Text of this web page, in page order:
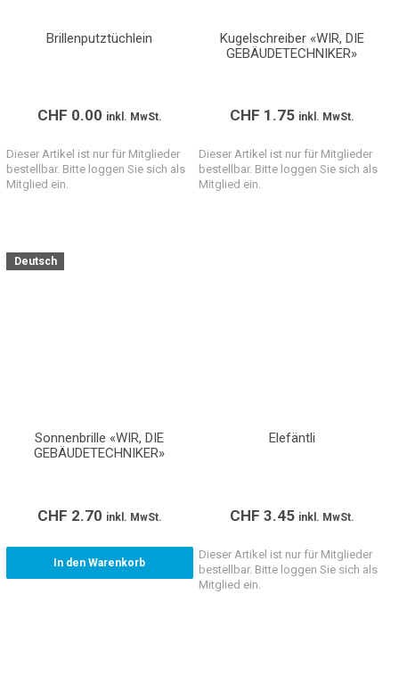
Brillenputztüchlein
CHF 0.00 inkl. MwSt.
Dieser Artikel ist nur für Mitglieder
bestellbar. Bitte loggen Sie sich als
Mitglied ein.
Kugelschreiber «WIR, DIE
GEBÄUDETECHNIKER»
CHF 1.75 inkl. MwSt.
Dieser Artikel ist nur für Mitglieder
bestellbar. Bitte loggen Sie sich als
Mitglied ein.
Deutsch
Sonnenbrille «WIR, DIE
GEBÄUDETECHNIKER»
CHF 2.70 inkl. MwSt.
In den Warenkorb
Elefäntli
CHF 3.45 inkl. MwSt.
Dieser Artikel ist nur für Mitglieder
bestellbar. Bitte loggen Sie sich als
Mitglied ein.